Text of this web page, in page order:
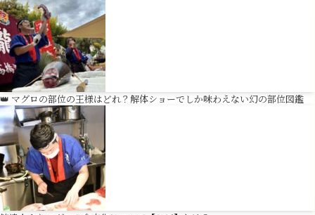
👑 マグロの部位の王様はどれ？解体ショーでしか味わえない幻の部位図鑑